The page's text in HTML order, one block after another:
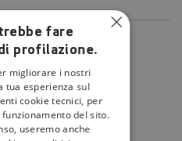
tivùla guida
I programmi
I canali
La Guida +
fare
profilazione.
migliorare i nostri
tua esperienza sul
cookie tecnici, per
del sito.
useremo anche